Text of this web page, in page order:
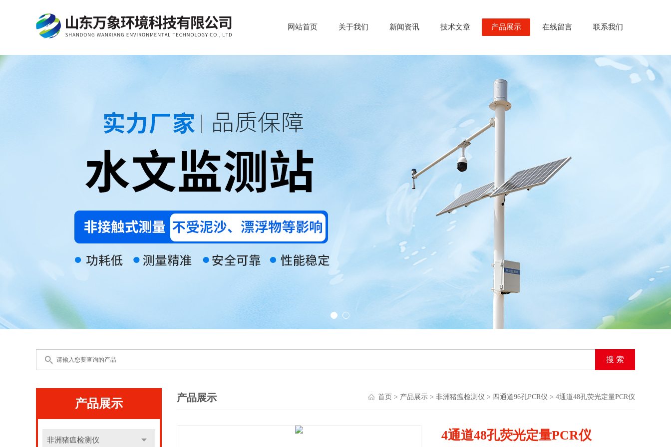
网站首页 关于我们 新闻资讯 技术文章 产品展示 在线留言 联系我们
产品展示
非洲猪瘟检测仪
产品展示 首页 > 产品展示 > 非洲猪瘟检测仪 > 四通道96孔PCR仪 > 4通道48孔荧光定量PCR仪
4通道48孔荧光定量PCR仪